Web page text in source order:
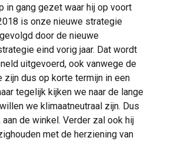
in gang gezet waar hij op voort
is onze nieuwe strategie
door de nieuwe
eind vorig jaar. Dat wordt
uitgevoerd, ook vanwege de
zijn dus op korte termijn in een
tegelijk kijken we naar de lange
we klimaatneutraal zijn. Dus
de winkel. Verder zal ook hij
met de herziening van